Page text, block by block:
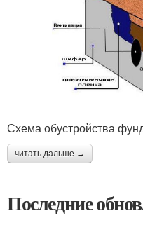
Схема обустройства
читать дальше →
Последние